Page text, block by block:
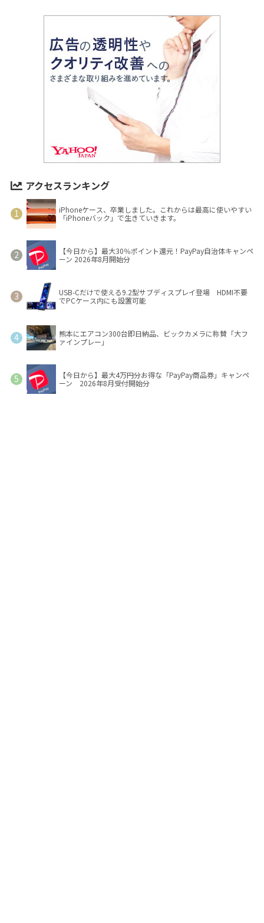
アクセスランキング
iPhoneケース、卒業しました。これからは最高に使いやすい
「iPhoneバック」で生きていきます。
【今日から】最大30％ポイント還元！PayPay自治体キャンペ
ーン 2026年8月開始分
USB-Cだけで使える9.2型サブディスプレイ登場 HDMI不要
でPCケース内にも設置可能
熊本にエアコン300台即日納品、ビックカメラに称賛「大フ
ァインプレー」
【今日から】最大4万円分お得な「PayPay商品券」キャンペ
ーン 2026年8月受付開始分